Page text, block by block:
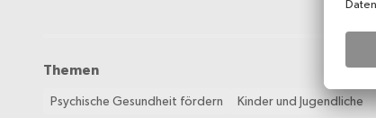
Themen
Psychische Gesundheit fördern Kinder und Jugendliche